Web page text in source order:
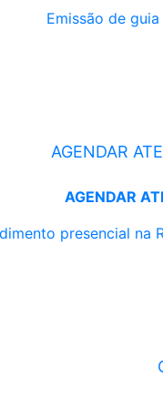
Emissão de
AGENDAR
AGENDAR
presencial na